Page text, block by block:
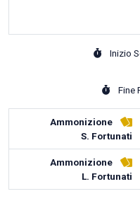
Inizio
Fine
Ammonizione
S. Fortunati
Ammonizione
L. Fortunati